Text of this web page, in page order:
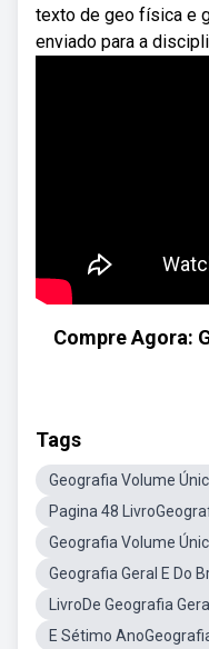
texto de geo física e
enviado para a
Compre Agora:
Tags
Geografia Volume
Pagina 48
Geografia Volume
Geografia Geral E Do
LivroDe Geografia
E Sétimo